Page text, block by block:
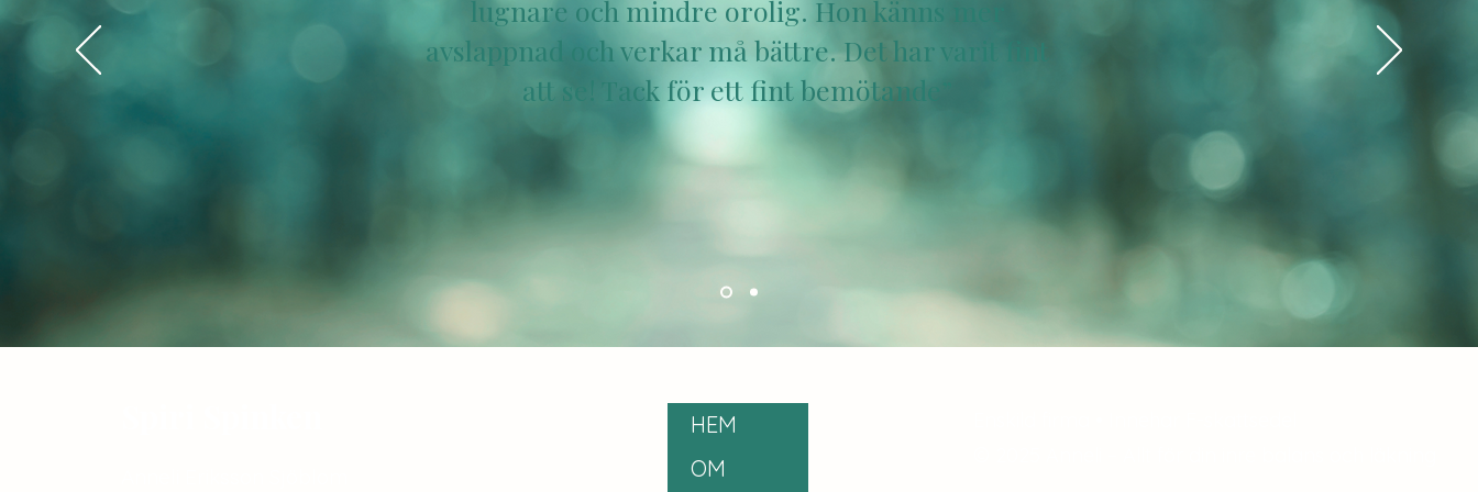
lugnare och mindre orolig. Hon känns mer
avslappnad och verkar må bättre. Det har varit fint
att se! Tack för ett fint bemötande”
HEM
OM